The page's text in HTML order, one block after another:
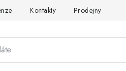
Kontakty Prodejny